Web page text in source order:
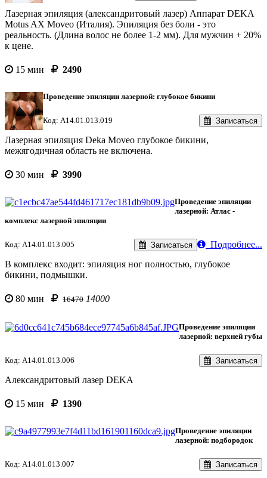
Лазерная эпиляция (александритовый лазер) Аппарат DEKA
Motus AX Moveo (Италия). Эпиляция без боли - это
реальность. (Длина волос не более 1-2 мм). Для мужчин + 20%
к цене.
15 мин 2490
Проведение эпиляции лазерной: глубокое бикини
Код: А14.01.013.019 Записаться
Лазерная эпиляция Deka Moveo глубокое бикини,
межягодичная область не включена.
30 мин 3990
Проведение эпиляции
лазерной: Атлас -
комплекс лазерной эпиляции
Код: А14.01.013.005 Записаться
Подробнее...
В комплекс входит: эпиляция ног полностью, глубокое
бикини, подмышки.
80 мин 16470 14000
Проведение эпиляции
лазерной: верхней губы
Код: А14.01.013.006 Записаться
Александритовый лазер DEKA
15 мин 1390
Проведение эпиляции
лазерной: подбородок
Код: A14.01.013.007 Записаться